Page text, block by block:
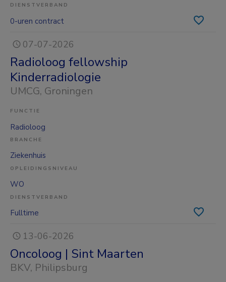
DIENSTVERBAND
0-uren contract
07-07-2026
Radioloog fellowship
Kinderradiologie
UMCG, Groningen
FUNCTIE
Radioloog
BRANCHE
Ziekenhuis
OPLEIDINGSNIVEAU
WO
DIENSTVERBAND
Fulltime
13-06-2026
Oncoloog | Sint Maarten
BKV, Philipsburg